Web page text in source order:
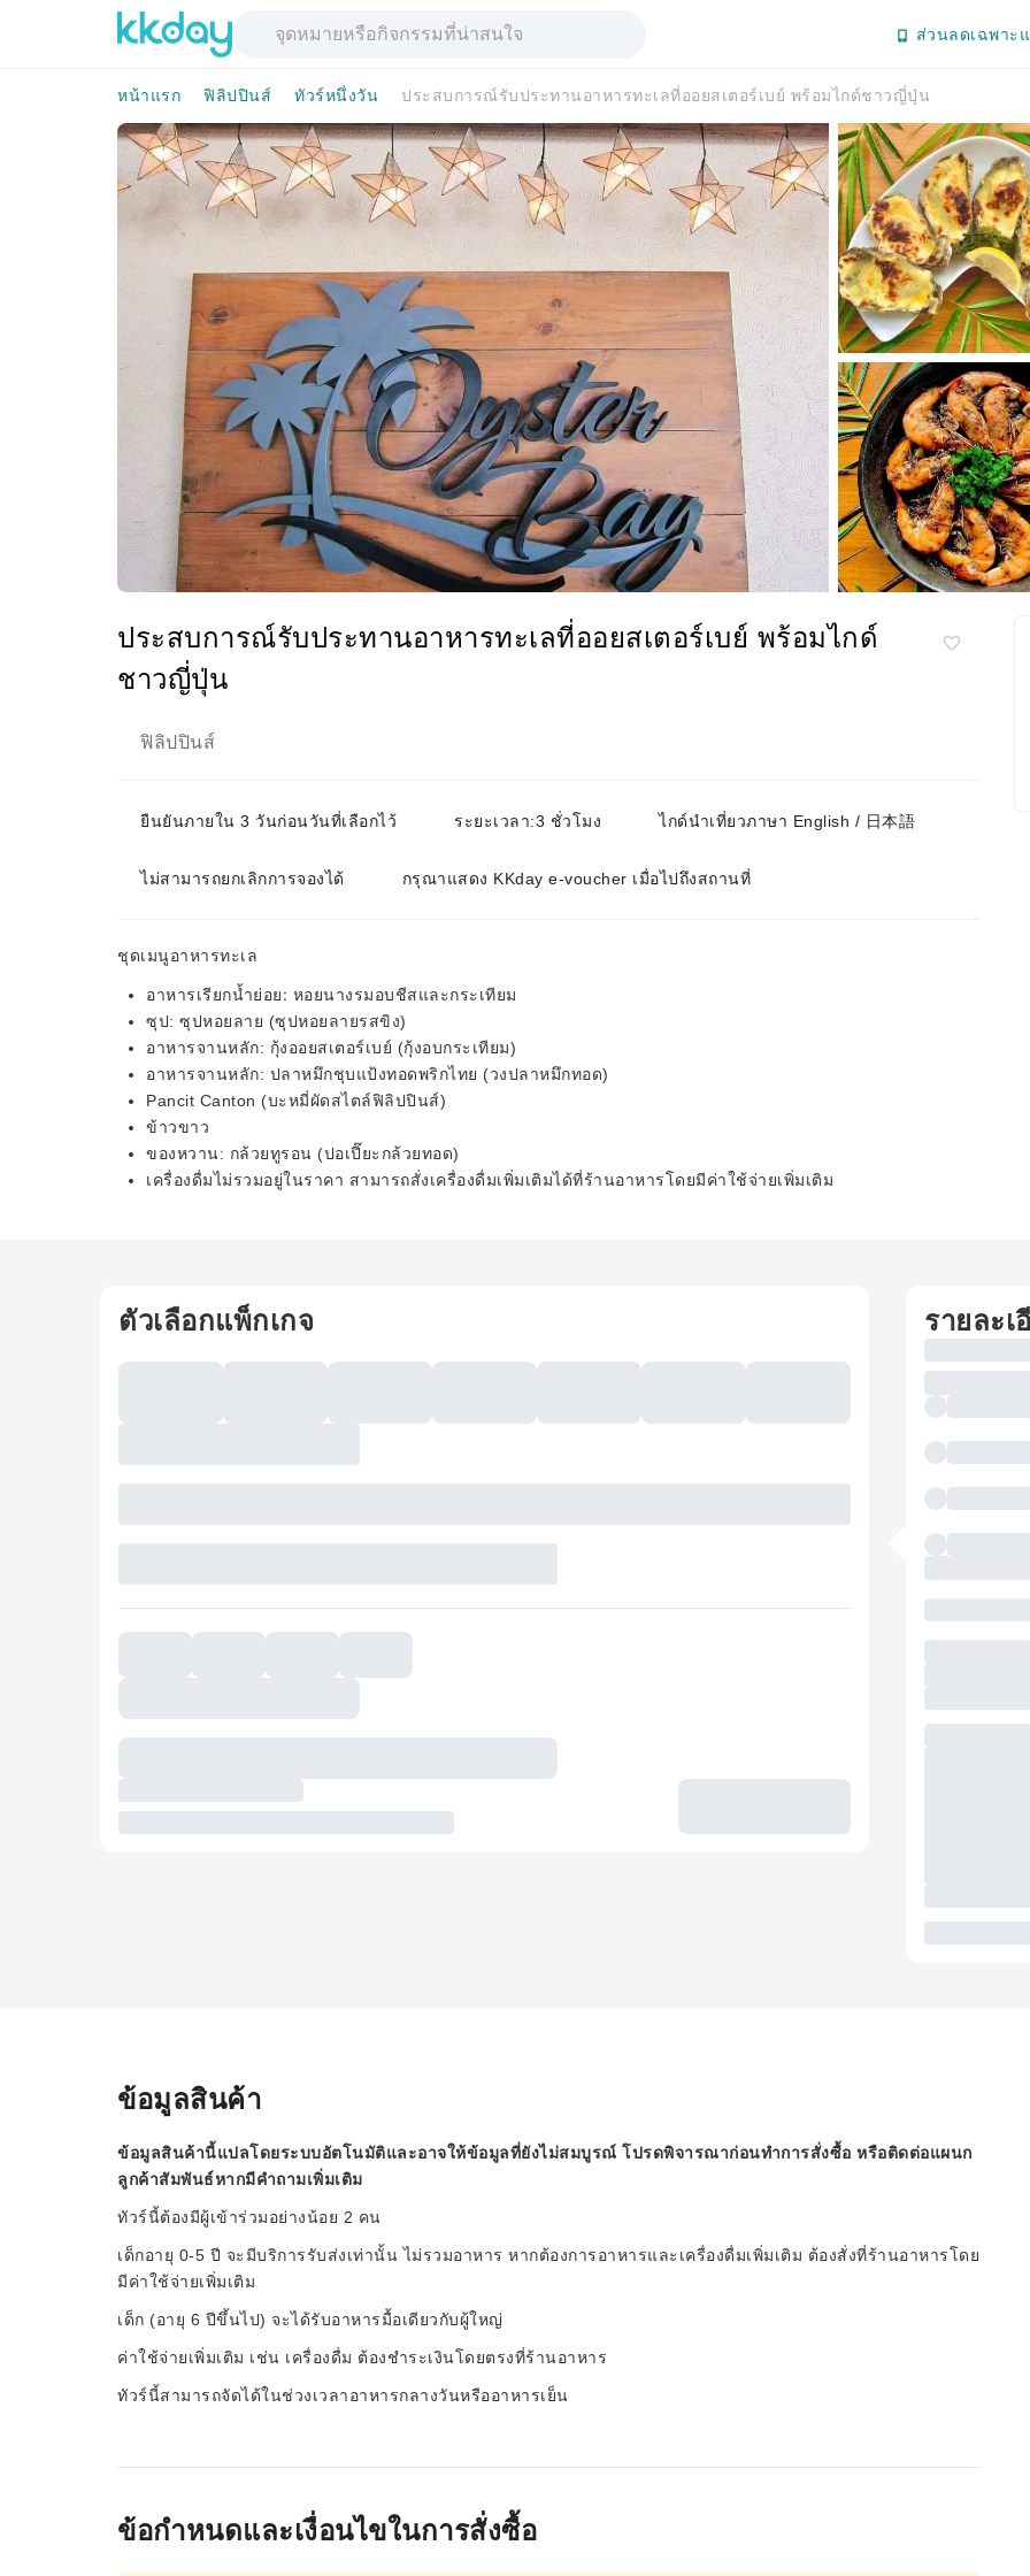
ส่วนลดเฉพาะ
หน้าแรก ฟิลิปปินส์ ทัวร์หนึ่งวัน ประสบการณ์รับประทานอาหารทะเลที่ออยสเตอร์เบย์ พร้อมไกด์ชาวญี่ปุ่น
ประสบการณ์รับประทานอาหารทะเลที่ออยสเตอร์เบย์ พร้อมไกด์
ชาวญี่ปุ่น
ฟิลิปปินส์
ยืนยันภายใน 3 วันก่อนวันที่เลือกไว้ ระยะเวลา:3 ชั่วโมง ไกด์นำเที่ยวภาษา English / 日本語
ไม่สามารถยกเลิกการจองได้ กรุณาแสดง KKday e-voucher เมื่อไปถึงสถานที่
ชุดเมนูอาหารทะเล
อาหารเรียกน้ำย่อย: หอยนางรมอบชีสและกระเทียม
ซุป: ซุปหอยลาย (ซุปหอยลายรสขิง)
อาหารจานหลัก: กุ้งออยสเตอร์เบย์ (กุ้งอบกระเทียม)
อาหารจานหลัก: ปลาหมึกชุบแป้งทอดพริกไทย (วงปลาหมึกทอด)
Pancit Canton (บะหมี่ผัดสไตล์ฟิลิปปินส์)
ข้าวขาว
ของหวาน: กล้วยทูรอน (ปอเปี๊ยะกล้วยทอด)
เครื่องดื่มไม่รวมอยู่ในราคา สามารถสั่งเครื่องดื่มเพิ่มเติมได้ที่ร้านอาหารโดยมีค่าใช้จ่ายเพิ่มเติม
ตัวเลือกแพ็กเกจ รายละเ
ข้อมูลสินค้า
ข้อมูลสินค้านี้แปลโดยระบบอัตโนมัติและอาจให้ข้อมูลที่ยังไม่สมบูรณ์ โปรดพิจารณาก่อนทำการสั่งซื้อ หรือติดต่อแผนก
ลูกค้าสัมพันธ์หากมีคำถามเพิ่มเติม
ทัวร์นี้ต้องมีผู้เข้าร่วมอย่างน้อย 2 คน
เด็กอายุ 0-5 ปี จะมีบริการรับส่งเท่านั้น ไม่รวมอาหาร หากต้องการอาหารและเครื่องดื่มเพิ่มเติม ต้องสั่งที่ร้านอาหารโดย
มีค่าใช้จ่ายเพิ่มเติม
เด็ก (อายุ 6 ปีขึ้นไป) จะได้รับอาหารมื้อเดียวกับผู้ใหญ่
ค่าใช้จ่ายเพิ่มเติม เช่น เครื่องดื่ม ต้องชำระเงินโดยตรงที่ร้านอาหาร
ทัวร์นี้สามารถจัดได้ในช่วงเวลาอาหารกลางวันหรืออาหารเย็น
ข้อกำหนดและเงื่อนไขในการสั่งซื้อ